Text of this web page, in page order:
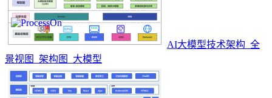
AI大模型技术架构_全
景视图_架构图_大模型